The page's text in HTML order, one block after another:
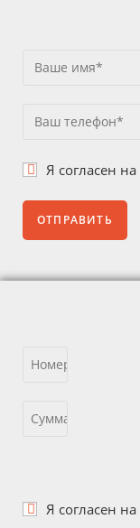
Я согласен на
Я согласен на